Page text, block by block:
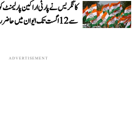
سے 12 اگست تک ایوان میں حاضر رہنے کی ہدایت
ADVERTISEMENT